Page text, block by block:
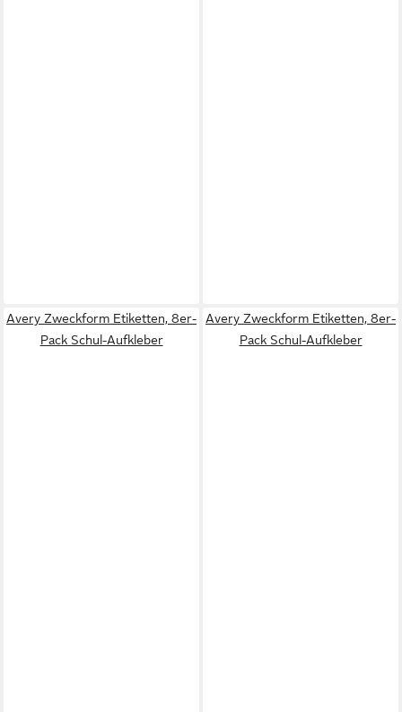
Avery Zweckform Etiketten, 8er-
Pack Schul-Aufkleber
Avery Zweckform Etiketten, 8er-
Pack Schul-Aufkleber